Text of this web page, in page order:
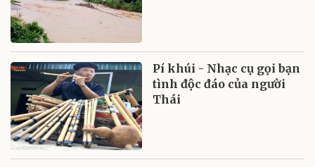
Pí khúi - Nhạc cụ gọi bạn
tình độc đáo của người
Thái